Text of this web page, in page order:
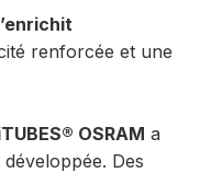
renforcée et une
OSRAM a
Des